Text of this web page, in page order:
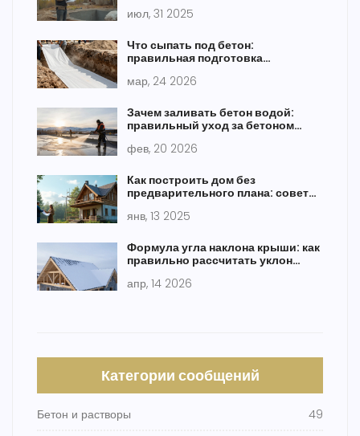
июл, 31 2025
Что сыпать под бетон:
правильная подготовка
мар, 24 2026
Зачем заливать бетон водой:
правильный уход за бетоном
фев, 20 2026
Как построить дом без
предварительного плана: советы
янв, 13 2025
Формула угла наклона крыши: как
правильно рассчитать уклон
апр, 14 2026
Категории сообщений
Бетон и растворы 49